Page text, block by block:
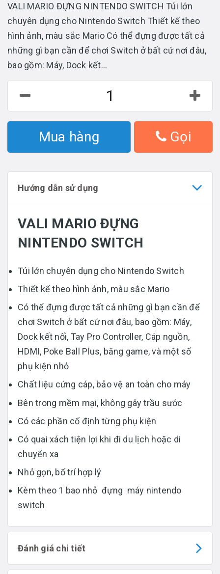
VALI MARIO ĐỰNG NINTENDO SWITCH Túi lớn
chuyên dụng cho Nintendo Switch Thiết kế theo
hình ảnh, màu sắc Mario Có thể đựng được tất cả
những gì bạn cần để chơi Switch ở bất cứ nơi đâu,
bao gồm: Máy, Dock kết...
Mua hàng Gọi
Hướng dẫn sử dụng
VALI MARIO ĐỰNG
NINTENDO SWITCH
Túi lớn chuyên dụng cho Nintendo Switch
Thiết kế theo hình ảnh, màu sắc Mario
Có thể đựng được tất cả những gì bạn cần để
chơi Switch ở bất cứ nơi đâu, bao gồm: Máy,
Dock kết nối, Tay Pro Controller, Cáp nguồn,
HDMI, Poke Ball Plus, băng game, và một số
phụ kiện nhỏ
Chất liệu cứng cáp, bảo vệ an toàn cho máy
Bên trong mềm mại, không gây trầu sước
Có các phần cố định từng phụ kiện
Có quai xách tiện lợi khi đi du lịch hoặc di
chuyển xa
Nhỏ gọn, bố trí hợp lý
Kèm theo 1 bao nhỏ đựng máy nintendo
switch
Đánh giá chi tiết